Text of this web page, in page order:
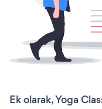
Ek olarak, Yoga